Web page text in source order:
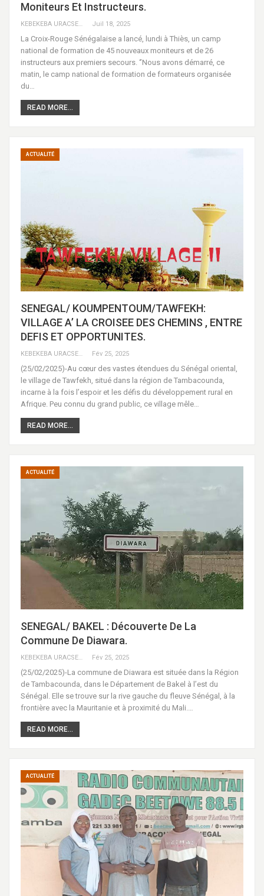
Moniteurs Et Instructeurs.
KEBEKEBA URACSENEGAL / RADIO GADECBEETAWE FM Juil 18, 2025
La Croix-Rouge Sénégalaise a lancé, lundi à Thiès, un camp
national de formation de 45 nouveaux moniteurs et de 26
instructeurs aux premiers secours. ‘’Nous avons démarré, ce
matin, le camp national de formation de formateurs organisée
du…
READ MORE...
ACTUALITÉ
SENEGAL/ KOUMPENTOUM/TAWFEKH:
VILLAGE A’ LA CROISEE DES CHEMINS , ENTRE
DEFIS ET OPPORTUNITES.
KEBEKEBA URACSENEGAL / RADIO GADECBEETAWE FM Fév 25, 2025
(25/02/2025)-Au cœur des vastes étendues du Sénégal oriental,
le village de Tawfekh, situé dans la région de Tambacounda,
incarne à la fois l’espoir et les défis du développement rural en
Afrique. Peu connu du grand public, ce village mêle…
READ MORE...
ACTUALITÉ
SENEGAL/ BAKEL : Découverte De La
Commune De Diawara.
KEBEKEBA URACSENEGAL / RADIO GADECBEETAWE FM Fév 25, 2025
(25/02/2025)-La commune de Diawara est située dans la Région
de Tambacounda, dans le Département de Bakel à l’est du
Sénégal. Elle se trouve sur la rive gauche du fleuve Sénégal, à la
frontière avec la Mauritanie et à proximité du Mali.…
READ MORE...
ACTUALITÉ